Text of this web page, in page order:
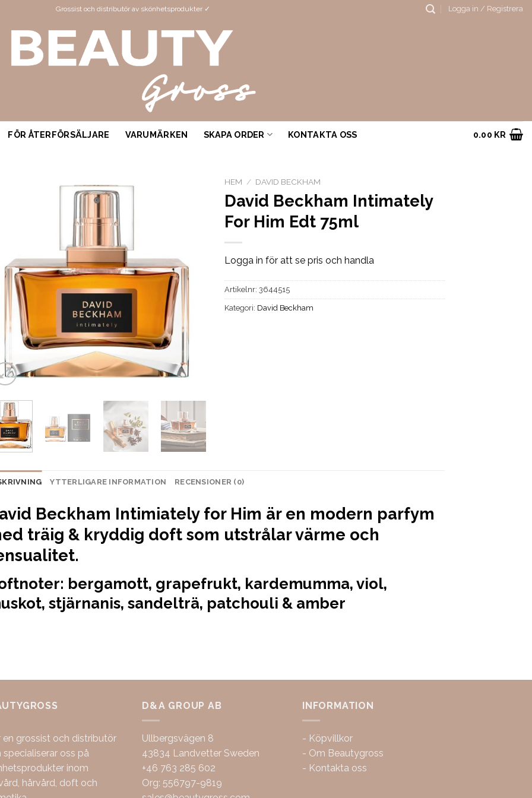
Grossist och distributör av skönhetsprodukter ✓ Logga in / Registrera
FÖR ÅTERFÖRSÄLJARE VARUMÄRKEN SKAPA ORDER KONTAKTA OSS 0.00 KR
HEM / DAVID BECKHAM
David Beckham Intimately
For Him Edt 75ml
Logga in för att se pris och handla
Artikelnr:3644515
Kategori: David Beckham
YTTERLIGARE INFORMATION RECENSIONER (0)
Beckham Intimiately for Him är en modern parfym
träig & kryddig doft som utstrålar värme och
bergamott, grapefrukt, kardemumma, viol,
stjärnanis, sandelträ, patchouli & amber
en grossist och distributör
specialiserar oss på
inom
hårvård, doft och
D&A GROUP AB
Ullbergsvägen 8
43834 Landvetter Sweden
+46 763 285 602
Org: 556797-9819
INFORMATION
- Köpvillkor
- Om Beautygross
- Kontakta oss